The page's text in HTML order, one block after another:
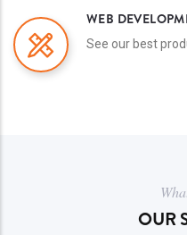
WEB
See our best
OUR